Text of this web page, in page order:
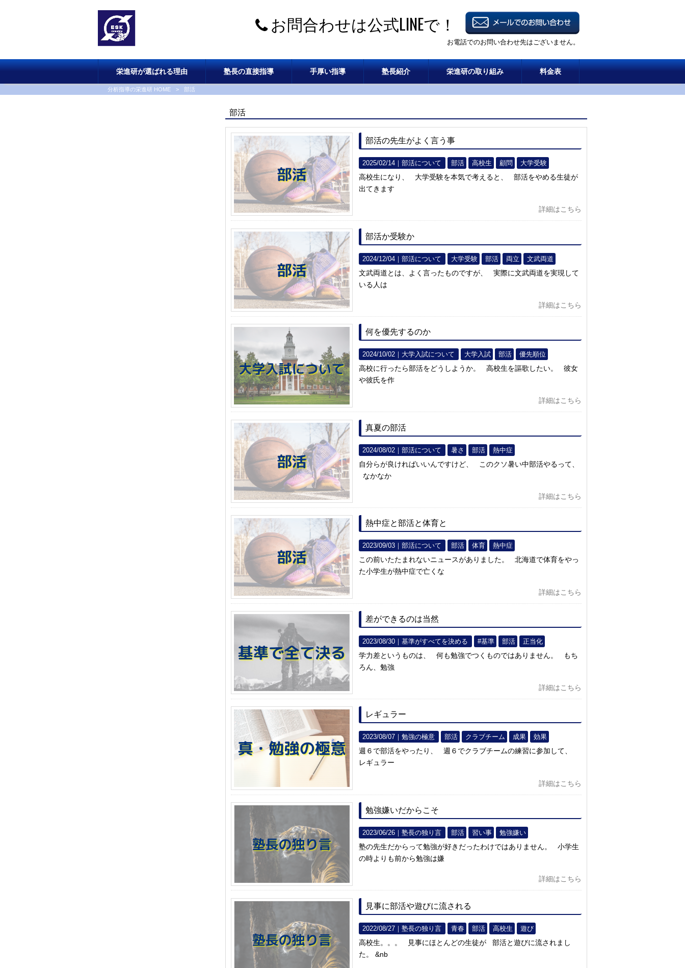
お問合わせは公式LINEで！
お電話でのお問い合わせ先はございません。
栄進研が選ばれる理由 塾長の直接指導 手厚い指導 塾長紹介 栄進研の取り組み 料金表
分析指導の栄進研 HOME > 部活
部活
部活の先生がよく言う事
2025/02/14｜部活について 部活 高校生 顧問 大学受験
高校生になり、 大学受験を本気で考えると、 部活をやめる生徒が
出てきます
詳細はこちら
部活か受験か
2024/12/04｜部活について 大学受験 部活 両立 文武両道
文武両道とは、よく言ったものですが、 実際に文武両道を実現して
いる人は
詳細はこちら
何を優先するのか
2024/10/02｜ 大学入試について 大学入試 部活 優先順位
高校に行ったら部活をどうしようか。 高校生を謳歌したい。 彼女
や彼氏を作
詳細はこちら
真夏の部活
2024/08/02｜部活について 暑さ 部活 熱中症
自分らが良ければいいんですけど、 このクソ暑い中部活やるって、
なかなか
詳細はこちら
熱中症と部活と体育と
2023/09/03｜部活について 部活 体育 熱中症
この前いたたまれないニュースがありました。 北海道で体育をやっ
た小学生が熱中症で亡くな
詳細はこちら
差ができるのは当然
2023/08/30｜基準がすべてを決める #基準 部活 正当化
学力差というものは、 何も勉強でつくものではありません。 もち
ろん、勉強
詳細はこちら
レギュラー
2023/08/07｜勉強の極意 部活 クラブチーム 成果 効果
週６で部活をやったり、 週６でクラブチームの練習に参加して、
レギュラー
詳細はこちら
勉強嫌いだからこそ
2023/06/26｜塾長の独り言 部活 習い事 勉強嫌い
塾の先生だからって勉強が好きだったわけではありません。 小学生
の時よりも前から勉強は嫌
詳細はこちら
見事に部活や遊びに流される
2022/08/27｜塾長の独り言 青春 部活 高校生 遊び
高校生。。。 見事にほとんどの生徒が 部活と遊びに流されまし
た。 &nb